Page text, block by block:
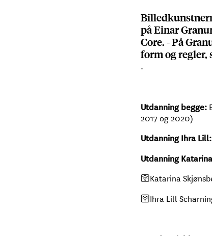
på Einar
Core. - På
form og regler,
.
Utdanning begge:
2017 og 2020)
UtdanningIhra Lill:
Utdanning
🛜Katarina
🛜Ihra Lill